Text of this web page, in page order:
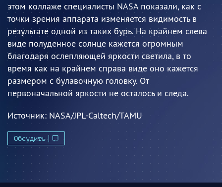
этом коллаже специалисты NASA показали, как с
точки зрения аппарата изменяется видимость в
результате одной из таких бурь. На крайнем слева
виде полуденное солнце кажется огромным
благодаря ослепляющей яркости светила, в то
время как на крайнем справа виде оно кажется
размером с булавочную головку. От
первоначальной яркости не осталось и следа.
Источник:NASA/JPL-Caltech/TAMU
Обсудить